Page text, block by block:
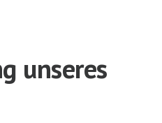
unseres